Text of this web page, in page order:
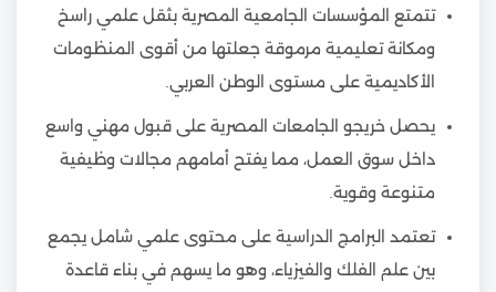
تتمتع المؤسسات الجامعية المصرية بثقل علمي راسخ
ومكانة تعليمية مرموقة جعلتها من أقوى المنظومات
الأكاديمية على مستوى الوطن العربي.
يحصل خريجو الجامعات المصرية على قبول مهني واسع
داخل سوق العمل، مما يفتح أمامهم مجالات وظيفية
متنوعة وقوية.
تعتمد البرامج الدراسية على محتوى علمي شامل يجمع
بين علم الفلك والفيزياء، وهو ما يسهم في بناء قاعدة